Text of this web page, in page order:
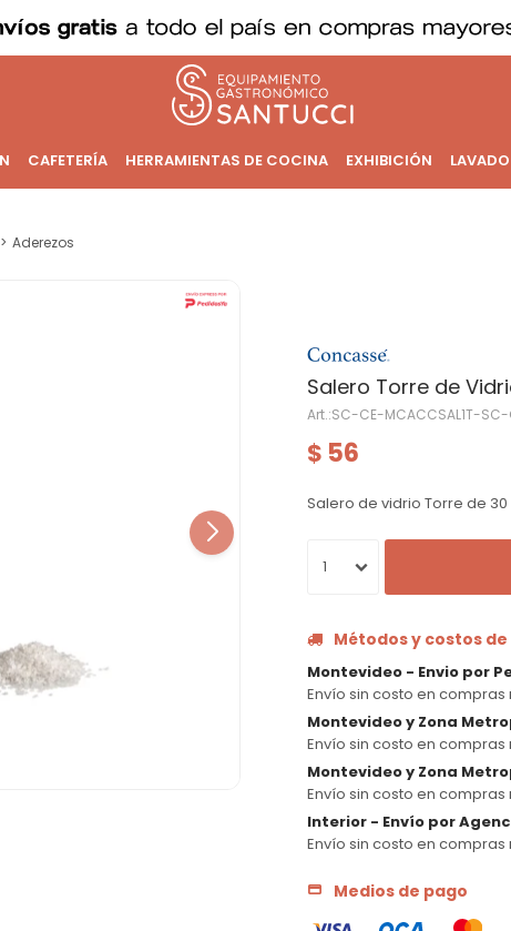
CAFETERÍA HERRAMIENTAS DE COCINA EXHIBICIÓN LAVADO
Aderezos
Salero Torre de
SC-CE-MCACCSAL1T-SC-
$ 56
Salero de vidrio Torre de
1
Métodos y costos
Montevideo - Envio por
Envío sin costo en
Montevideo y Zona
Envío sin costo en
Montevideo y Zona
Envío sin costo en compras
Interior - Envío por
Envío sin costo en
Medios de pago